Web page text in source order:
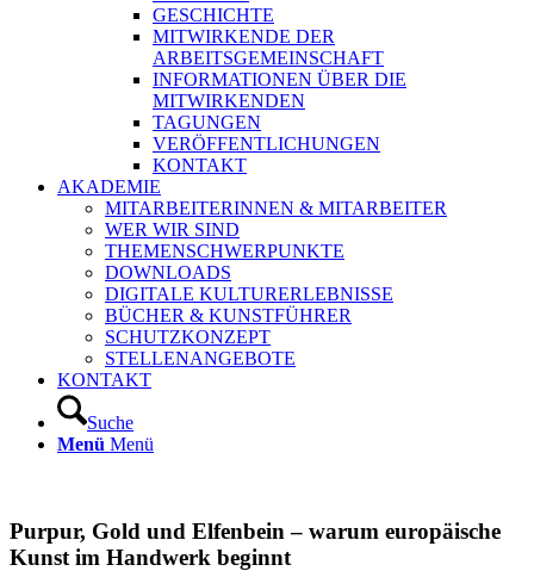
GESCHICHTE
MITWIRKENDE DER
ARBEITSGEMEINSCHAFT
INFORMATIONEN ÜBER DIE
MITWIRKENDEN
TAGUNGEN
VERÖFFENTLICHUNGEN
KONTAKT
AKADEMIE
MITARBEITERINNEN & MITARBEITER
WER WIR SIND
THEMENSCHWERPUNKTE
DOWNLOADS
DIGITALE KULTURERLEBNISSE
BÜCHER & KUNSTFÜHRER
SCHUTZKONZEPT
STELLENANGEBOTE
KONTAKT
Suche
Menü Menü
Purpur, Gold und Elfenbein – warum europäische
Kunst im Handwerk beginnt